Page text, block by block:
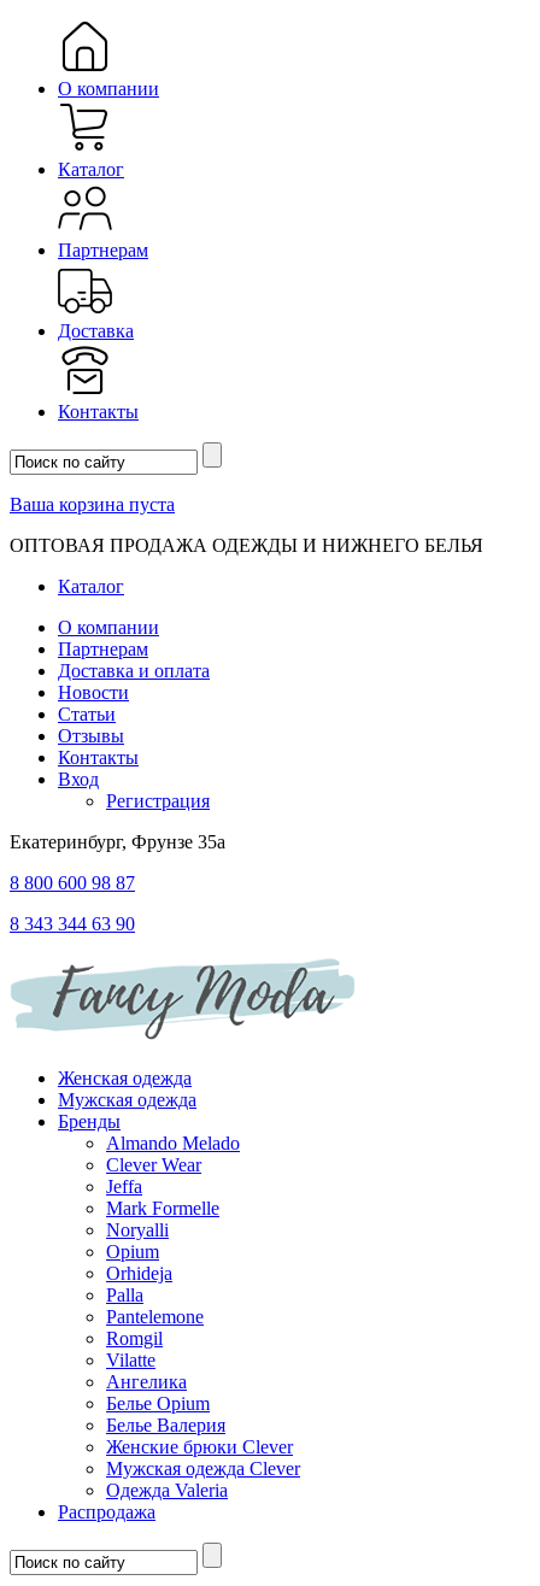
О компании
Каталог
Партнерам
Доставка
Контакты
Ваша корзина пуста
ОПТОВАЯ ПРОДАЖА ОДЕЖДЫ И НИЖНЕГО БЕЛЬЯ
Каталог
О компании
Партнерам
Доставка и оплата
Новости
Статьи
Отзывы
Контакты
Вход
Регистрация
Екатеринбург, Фрунзе 35а
8 800 600 98 87
8 343 344 63 90
Женская одежда
Мужская одежда
Бренды
Almando Melado
Clever Wear
Jeffa
Mark Formelle
Noryalli
Opium
Orhideja
Palla
Pantelemone
Romgil
Vilatte
Ангелика
Белье Opium
Белье Валерия
Женские брюки Clever
Мужская одежда Clever
Одежда Valeria
Распродажа